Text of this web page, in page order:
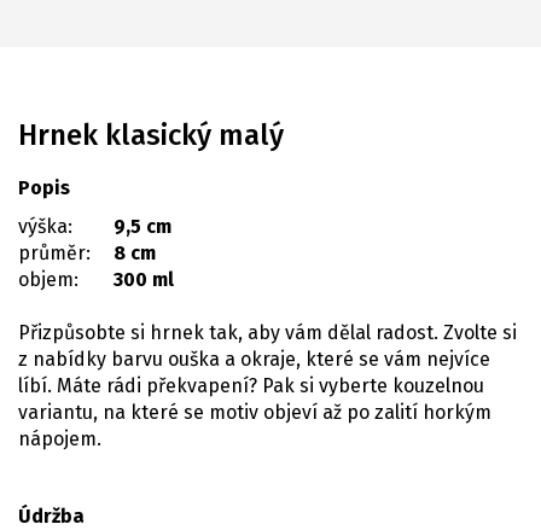
Hrnek klasický malý
Popis
výška:
9,5 cm
průměr:
8 cm
objem:
300 ml
Přizpůsobte si hrnek tak, aby vám dělal radost. Zvolte si
z nabídky barvu ouška a okraje, které se vám nejvíce
líbí. Máte rádi překvapení? Pak si vyberte kouzelnou
variantu, na které se motiv objeví až po zalití horkým
nápojem.
Údržba